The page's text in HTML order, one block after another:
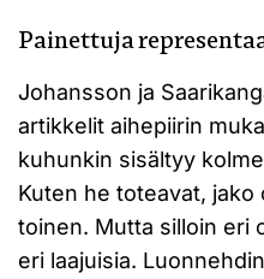
Painettuja
Johansson ja
artikkelit aihepiirin
kuhunkin sisältyy
Kuten he toteavat, jako
toinen. Mutta silloin eri
eri laajuisia.